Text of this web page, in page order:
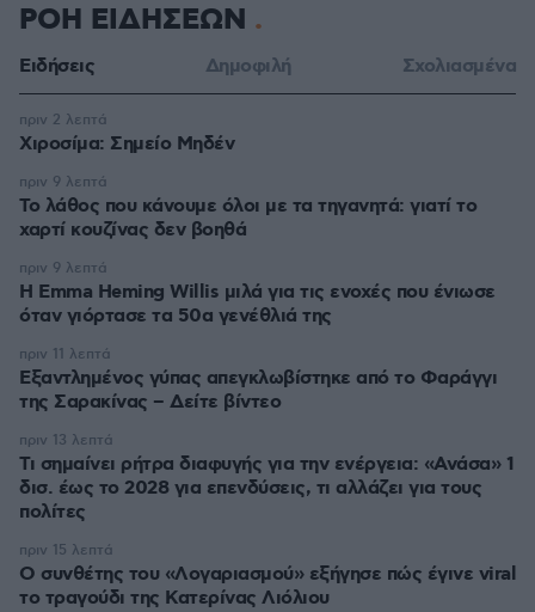
ΡΟΗ ΕΙΔΗΣΕΩΝ
Ειδήσεις Δημοφιλή Σχολιασμένα
Χιροσίμα: Σημείο Μηδέν
πριν 2 λεπτά
Το λάθος που κάνουμε όλοι με τα τηγανητά: γιατί το
χαρτί κουζίνας δεν βοηθά
πριν 9 λεπτά
H Emma Heming Willis μιλά για τις ενοχές που ένιωσε
όταν γιόρτασε τα 50α γενέθλιά της
πριν 9 λεπτά
Εξαντλημένος γύπας απεγκλωβίστηκε από το Φαράγγι
της Σαρακίνας – Δείτε βίντεο
πριν 11 λεπτά
Τι σημαίνει ρήτρα διαφυγής για την ενέργεια: «Ανάσα» 1
δισ. έως το 2028 για επενδύσεις, τι αλλάζει για τους
πολίτες
πριν 13 λεπτά
Ο συνθέτης του «Λογαριασμού» εξήγησε πώς έγινε viral
το τραγούδι της Κατερίνας Λιόλιου
πριν 15 λεπτά